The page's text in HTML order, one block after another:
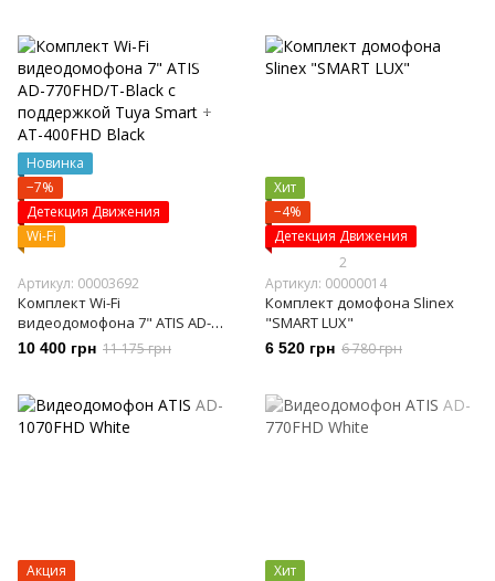
Новинка
−7%
Детекция Движения
Wi-Fi
Артикул: 00003692
Комплект Wi-Fi
видеодомофона 7" ATIS AD-
770FHD/T-Black с поддержкой
Tuya Smart + AT-400FHD Black
10 400 грн 11 175 грн
Хит
−4%
Детекция Движения
2
Артикул: 00000014
Комплект домофона Slinex
"SMART LUX"
6 520 грн 6 780 грн
Акция
Хит